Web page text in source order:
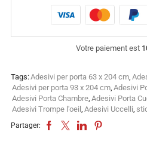
Votre paiement est
Tags:Adesivi per porta 63 x 204 cm,
Adesivi per porta 93 x 204 cm, Adesivi
Adesivi Porta Chambre, Adesivi Porta
Adesivi Trompe l'oeil , Adesivi Uccelli,
Partager: